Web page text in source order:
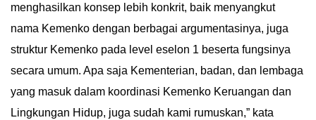
menghasilkan konsep lebih konkrit, baik menyangkut
nama Kemenko dengan berbagai argumentasinya, juga
struktur Kemenko pada level eselon 1 beserta fungsinya
secara umum. Apa saja Kementerian, badan, dan lembaga
yang masuk dalam koordinasi Kemenko Keruangan dan
Lingkungan Hidup, juga sudah kami rumuskan,” kata